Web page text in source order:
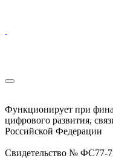
Функционирует при
цифрового развития,
Российской Федерации
Свидетельство № ФС77-